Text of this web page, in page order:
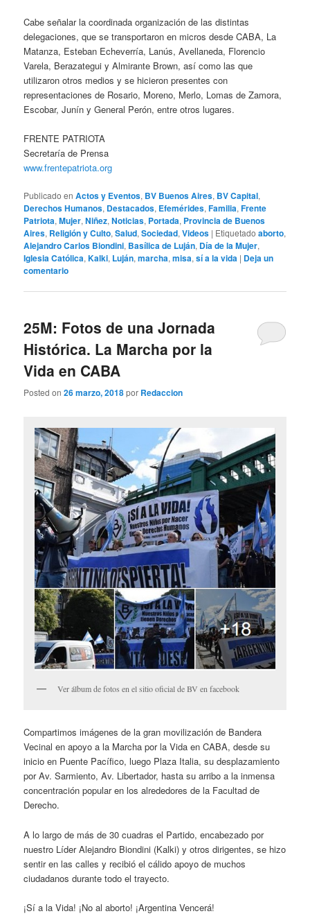
Cabe señalar la coordinada organización de las distintas
delegaciones, que se transportaron en micros desde CABA, La
Matanza, Esteban Echeverría, Lanús, Avellaneda, Florencio
Varela, Berazategui y Almirante Brown, así como las que
utilizaron otros medios y se hicieron presentes con
representaciones de Rosario, Moreno, Merlo, Lomas de Zamora,
Escobar, Junín y General Perón, entre otros lugares.
FRENTE PATRIOTA
Secretaría de Prensa
www.frentepatriota.org
Publicado en Actos y Eventos, BV Buenos Aires, BV Capital,
Derechos Humanos, Destacados, Efemérides,Familia,Frente
Patriota,Mujer,Niñez,Noticias, Portada, Provincia de Buenos
Aires, Religión y Culto,Salud,Sociedad,Videos | Etiquetado aborto,
Alejandro Carlos Biondini, Basílica de Luján, Día de la Mujer,
Iglesia Católica,Kalki, Luján,marcha,misa,sí a la vida | Deja un
comentario
25M: Fotos de una Jornada
Histórica. La Marcha por la
Vida en CABA
Posted on26 marzo, 2018por Redaccion
Ver álbum de fotos en el sitio oficial de BV en facebook
Compartimos imágenes de la gran movilización de Bandera
Vecinal en apoyo a la Marcha por la Vida en CABA, desde su
inicio en Puente Pacífico, luego Plaza Italia, su desplazamiento
por Av. Sarmiento, Av. Libertador, hasta su arribo a la inmensa
concentración popular en los alrededores de la Facultad de
Derecho.
A lo largo de más de 30 cuadras el Partido, encabezado por
nuestro Líder Alejandro Biondini (Kalki) y otros dirigentes, se hizo
sentir en las calles y recibió el cálido apoyo de muchos
ciudadanos durante todo el trayecto.
¡Sí a la Vida! ¡No al aborto! ¡Argentina Vencerá!